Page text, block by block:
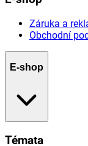
Záruka a
Obchodní
E-shop
Témata